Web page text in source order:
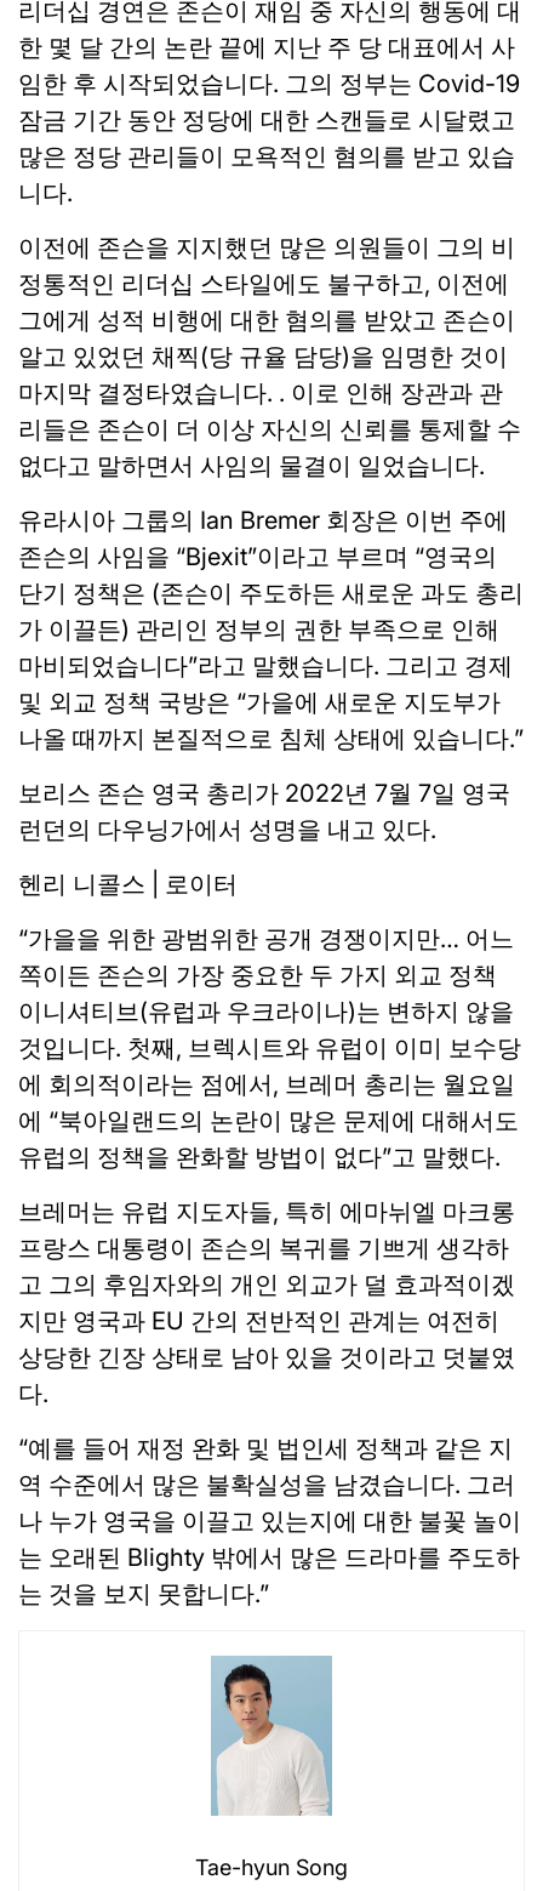
리더십 경연은 존슨이 재임 중 자신의 행동에 대
한 몇 달 간의 논란 끝에 지난 주 당 대표에서 사
임한 후 시작되었습니다. 그의 정부는 Covid-19
잠금 기간 동안 정당에 대한 스캔들로 시달렸고
많은 정당 관리들이 모욕적인 혐의를 받고 있습
니다.
이전에 존슨을 지지했던 많은 의원들이 그의 비
정통적인 리더십 스타일에도 불구하고, 이전에
그에게 성적 비행에 대한 혐의를 받았고 존슨이
알고 있었던 채찍(당 규율 담당)을 임명한 것이
마지막 결정타였습니다. . 이로 인해 장관과 관
리들은 존슨이 더 이상 자신의 신뢰를 통제할 수
없다고 말하면서 사임의 물결이 일었습니다.
유라시아 그룹의 Ian Bremer 회장은 이번 주에
존슨의 사임을 “Bjexit”이라고 부르며 “영국의
단기 정책은 (존슨이 주도하든 새로운 과도 총리
가 이끌든) 관리인 정부의 권한 부족으로 인해
마비되었습니다”라고 말했습니다. 그리고 경제
및 외교 정책 국방은 “가을에 새로운 지도부가
나올 때까지 본질적으로 침체 상태에 있습니다.”
보리스 존슨 영국 총리가 2022년 7월 7일 영국
런던의 다우닝가에서 성명을 내고 있다.
헨리 니콜스 | 로이터
“가을을 위한 광범위한 공개 경쟁이지만… 어느
쪽이든 존슨의 가장 중요한 두 가지 외교 정책
이니셔티브(유럽과 우크라이나)는 변하지 않을
것입니다. 첫째, 브렉시트와 유럽이 이미 보수당
에 회의적이라는 점에서, 브레머 총리는 월요일
에 “북아일랜드의 논란이 많은 문제에 대해서도
유럽의 정책을 완화할 방법이 없다”고 말했다.
브레머는 유럽 지도자들, 특히 에마뉘엘 마크롱
프랑스 대통령이 존슨의 복귀를 기쁘게 생각하
고 그의 후임자와의 개인 외교가 덜 효과적이겠
지만 영국과 EU 간의 전반적인 관계는 여전히
상당한 긴장 상태로 남아 있을 것이라고 덧붙였
다.
“예를 들어 재정 완화 및 법인세 정책과 같은 지
역 수준에서 많은 불확실성을 남겼습니다. 그러
나 누가 영국을 이끌고 있는지에 대한 불꽃 놀이
는 오래된 Blighty 밖에서 많은 드라마를 주도하
는 것을 보지 못합니다.”
Tae-hyun Song